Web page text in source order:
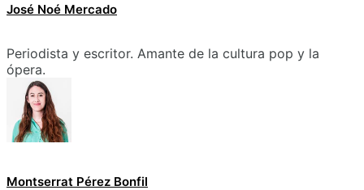
José Noé Mercado
Periodista y escritor. Amante de la cultura pop y la
ópera.
Montserrat Pérez Bonfil